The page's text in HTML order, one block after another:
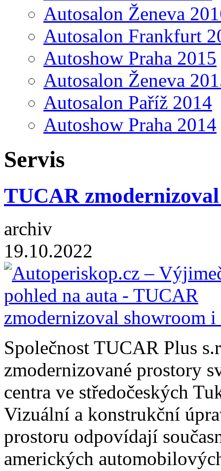
Autosalon Ženeva
Autosalon Frankfurt
Autoshow Praha 2015
Autosalon Ženeva
Autosalon Paříž 2014
Autoshow Praha 2014
Servis
TUCAR
archiv
19.10.2022
Společnost TUCAR Plus
zmodernizované prostory
centra ve středočeských
Vizuální a konstrukční
prostoru odpovídají
amerických